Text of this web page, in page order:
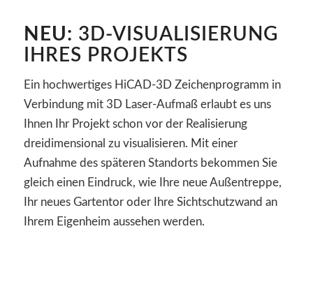
NEU: 3D-VISUALISIERUNG
IHRES PROJEKTS
Ein hochwertiges HiCAD-3D Zeichenprogramm in
Verbindung mit 3D Laser-Aufmaß erlaubt es uns
Ihnen Ihr Projekt schon vor der Realisierung
dreidimensional zu visualisieren. Mit einer
Aufnahme des späteren Standorts bekommen Sie
gleich einen Eindruck, wie Ihre neue Außentreppe,
Ihr neues Gartentor oder Ihre Sichtschutzwand an
Ihrem Eigenheim aussehen werden.